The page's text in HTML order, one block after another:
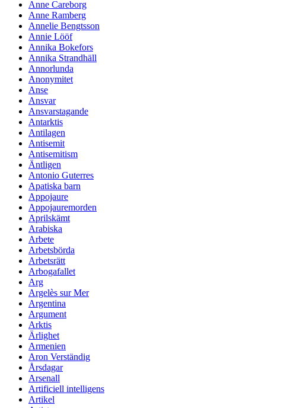
Anne Careborg
Anne Ramberg
Annelie Bengtsson
Annie Lööf
Annika Bokefors
Annika Strandhäll
Annorlunda
Anonymitet
Anse
Ansvar
Ansvarstagande
Antarktis
Antilagen
Antisemit
Antisemitism
Äntligen
Antonio Guterres
Apatiska barn
Appojaure
Appojauremorden
Aprilskämt
Arabiska
Arbete
Arbetsbörda
Arbetsrätt
Arbogafallet
Arg
Argelès sur Mer
Argentina
Argument
Arktis
Ärlighet
Armenien
Aron Verständig
Årsdagar
Arsenall
Artificiell intelligens
Artikel